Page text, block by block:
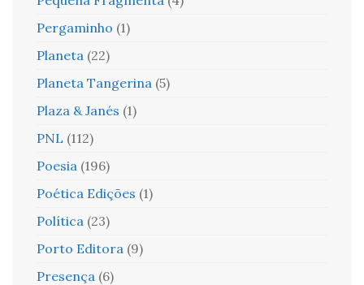
Pergaminho (1)
Planeta (22)
Planeta Tangerina (5)
Plaza & Janés (1)
PNL (112)
Poesia (196)
Poética Edições (1)
Política (23)
Porto Editora (9)
Presença (6)